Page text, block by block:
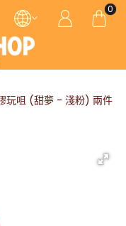
0
玩咀 (甜夢 - 淺粉) 兩件